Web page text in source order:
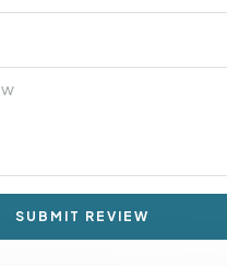
SUBMIT REVIEW